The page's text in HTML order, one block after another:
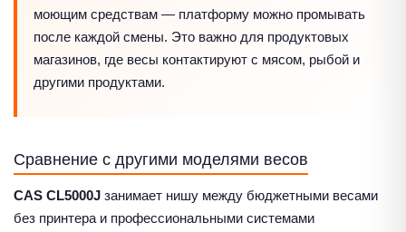
моющим средствам — платформу можно промывать
после каждой смены. Это важно для продуктовых
магазинов, где весы контактируют с мясом, рыбой и
другими продуктами.
Сравнение с другими моделями весов
CAS CL5000J занимает нишу между бюджетными весами
без принтера и профессиональными системами